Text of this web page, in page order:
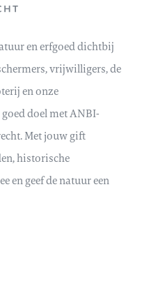
en erfgoed dichtbij
vrijwilligers, de
en onze
doel met ANBI-
Met jouw gift
historische
en geef de natuur een